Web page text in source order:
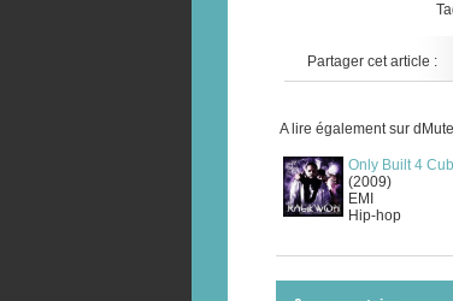
Partager cet article :
A lire également sur
Only Built 4
(2009)
EMI
Hip-hop